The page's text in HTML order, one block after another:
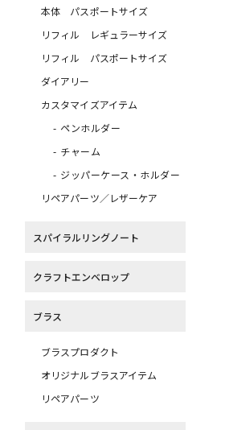
本体 パスポートサイズ
リフィル レギュラーサイズ
リフィル パスポートサイズ
ダイアリー
カスタマイズアイテム
ペンホルダー
チャーム
ジッパーケース・ホルダー
リペアパーツ／レザーケア
スパイラルリングノート
クラフトエンベロップ
ブラス
ブラスプロダクト
オリジナルブラスアイテム
リペアパーツ